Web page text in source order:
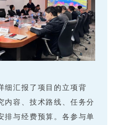
细汇报了项目的立项背
内容、技术路线、任务分
排与经费预算。各参与单